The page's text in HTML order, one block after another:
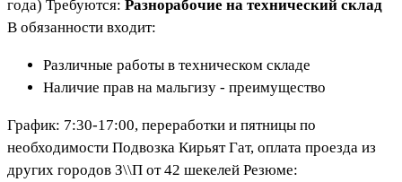
года) Требуются: Разнорабочие на технический склад
В обязанности входит:
Различные работы в техническом складе
Наличие прав на мальгизу - преимущество
График: 7:30-17:00, переработки и пятницы по
необходимости Подвозка Кирьят Гат, оплата проезда из
других городов З\\П от 42 шекелей Резюме: